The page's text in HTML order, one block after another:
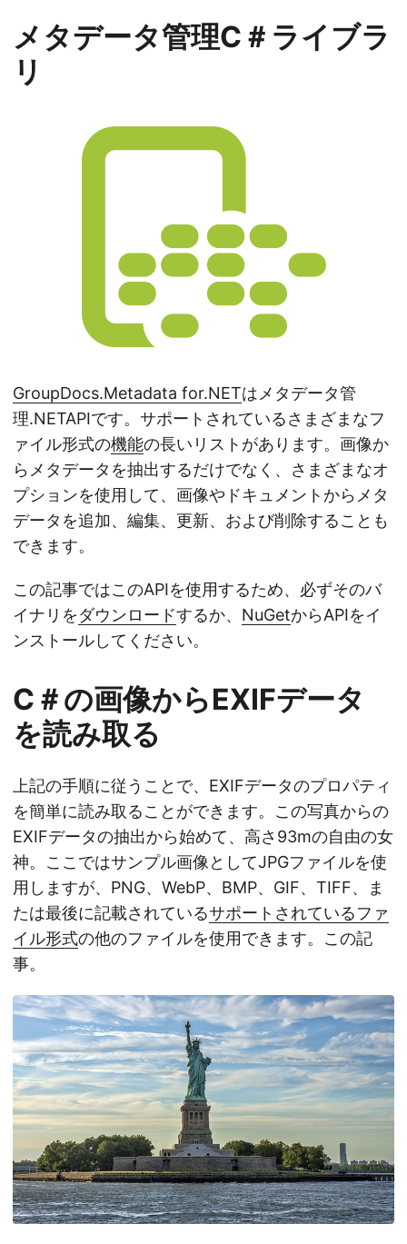
メタデータ管理C＃ライブラ
リ
GroupDocs.Metadata for.NETはメタデータ管
理.NETAPIです。サポートされているさまざまなフ
ァイル形式の機能の長いリストがあります。画像か
らメタデータを抽出するだけでなく、さまざまなオ
プションを使用して、画像やドキュメントからメタ
データを追加、編集、更新、および削除することも
できます。
この記事ではこのAPIを使用するため、必ずそのバ
イナリをダウンロードするか、 NuGetからAPIをイ
ンストールしてください。
C＃の画像からEXIFデータ
を読み取る
上記の手順に従うことで、EXIFデータのプロパティ
を簡単に読み取ることができます。この写真からの
EXIFデータの抽出から始めて、高さ93mの自由の女
神。ここではサンプル画像としてJPGファイルを使
用しますが、PNG、WebP、BMP、GIF、TIFF、ま
たは最後に記載されているサポートされているファ
イル形式の他のファイルを使用できます。この記
事。